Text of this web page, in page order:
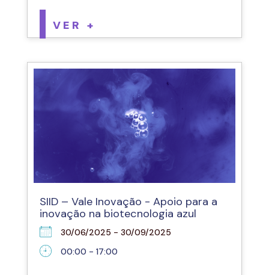
VER +
SIID – Vale Inovação - Apoio para a
inovação na biotecnologia azul
30/06/2025 - 30/09/2025
00:00 - 17:00